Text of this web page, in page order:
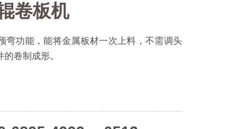
卷板机
弯功能，能将金属板材一次上料，不需调头
卷制成形。